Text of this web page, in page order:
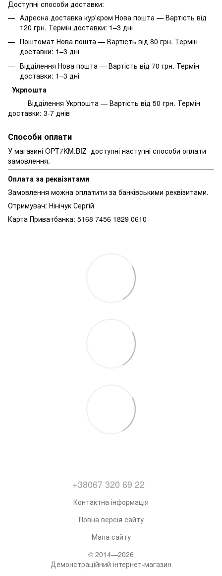
Доступні способи доставки:
Адресна доставка кур'єром Нова пошта — Вартість від
120 грн. Термін доставки: 1–3 дні
Поштомат Нова пошта — Вартість від 80 грн. Термін
доставки: 1–3 дні
Відділення Нова пошта — Вартість від 70 грн. Термін
доставки: 1–3 дні
Укрпошта
Відділення Укрпошта — Вартість від 50 грн. Термін
доставки: 3-7 днів
Способи оплати
У магазині OPT7KM.BIZ доступні наступні способи оплати
замовлення.
Оплата за реквізитами
Замовлення можна оплатити за банківськими реквізитами.
Отримувач: Нінічук Сергій
Карта Приватбанка: 5168 7456 1829 0610
+38067 320 69 22
Контактна інформація
Повна версія сайту
Мапа сайту
© 2014—2026
Демонстраційний інтернет-магазин